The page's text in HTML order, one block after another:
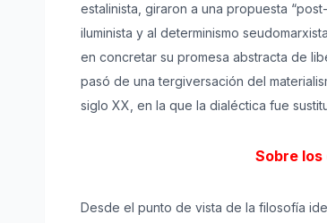
estalinista, giraron a una propuesta
iluminista y al determinismo
en concretar su promesa abstracta de
pasó de una tergiversación del
siglo XX, en la que la dialéctica fue
Sobre
Desde el punto de vista de la filosofía